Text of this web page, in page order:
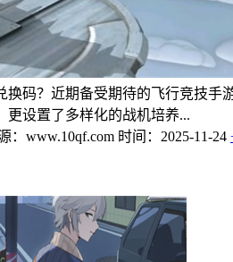
换码？近期备受期待的飞行竞技
更设置了多样化的战机培养...
：www.10qf.com 时间：2025-11-24